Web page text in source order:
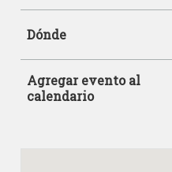
Dónde
Agregar evento al
calendario